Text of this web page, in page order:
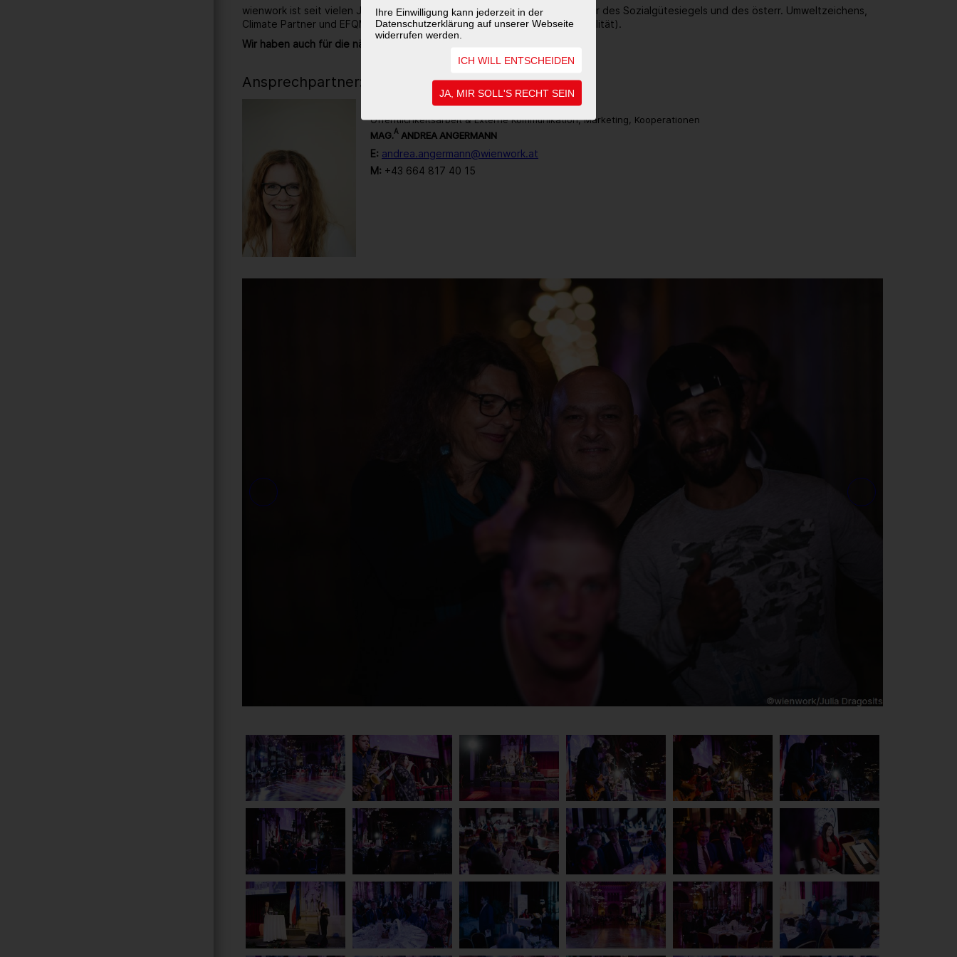
Ihre Einwilligung kann jederzeit in der
Datenschutzerklärung auf unserer Webseite
widerrufen werden.
ICH WILL ENTSCHEIDEN
JA, MIR SOLL'S RECHT SEIN
wienwork ist seit vielen Jahren ausgezeichneter Ökoprofit-Betrieb, Träger des Sozialgütesiegels und des österr. Umweltzeichens,
Climate Partner und EFQM zertifiziert (Gütezeichen für Unternehmensqualität).
Wir haben auch für die nächsten 40 Jahre noch sehr viel vor.
Ansprechpartner:in
Öffentlichkeitsarbeit & Externe Kommunikation, Marketing, Kooperationen
MAG.A ANDREA ANGERMANN
E: andrea.angermann@wienwork.at
M: +43 664 817 40 15